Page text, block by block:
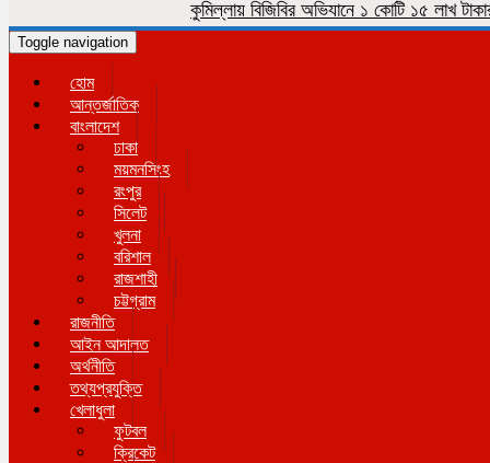
কুমিল্লায় বিজিবির অভিযানে ১ কোটি ১৫ লাখ টাকার
Toggle navigation
হোম
আন্তর্জাতিক
বাংলাদেশ
ঢাকা
ময়মনসিংহ
রংপুর
সিলেট
খুলনা
বরিশাল
রাজশাহী
চট্টগ্রাম
রাজনীতি
আইন আদালত
অর্থনীতি
তথ্যপ্রযুক্তি
খেলাধুলা
ফুটবল
ক্রিকেট